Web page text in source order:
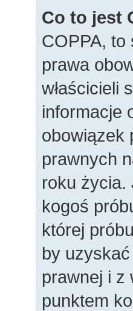
Co to jest
COPPA, to
prawa
właścicieli
informacje
obowiązek
prawnych
roku życia.
kogoś
której
by
prawnej i z
punktem